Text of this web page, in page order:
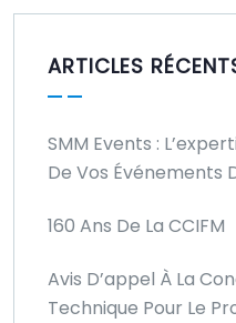
ARTICLES
SMM Events :
De Vos Événements
160 Ans De La CCIFM
Avis D’appel À La
Technique Pour Le